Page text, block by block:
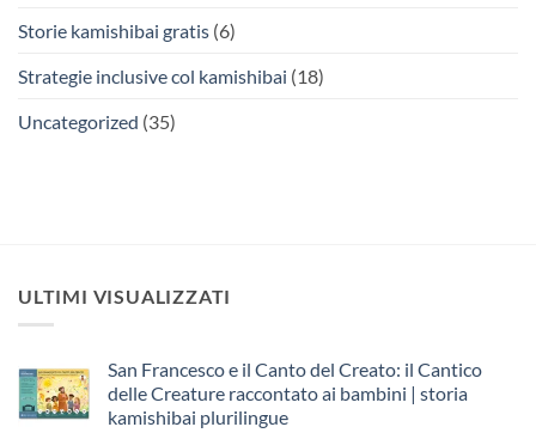
Storie kamishibai gratis (6)
Strategie inclusive col kamishibai (18)
Uncategorized (35)
ULTIMI VISUALIZZATI
San Francesco e il Canto del Creato: il Cantico
delle Creature raccontato ai bambini | storia
kamishibai plurilingue